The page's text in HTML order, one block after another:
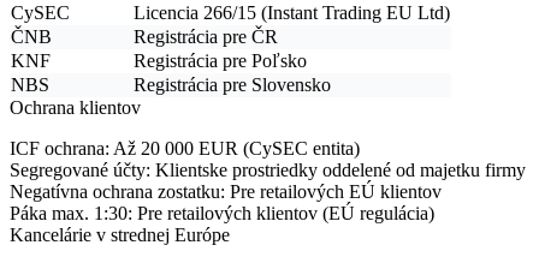
CySEC
Licencia 266/15 (Instant Trading EU Ltd)
ČNB
Registrácia pre ČR
KNF
Registrácia pre Poľsko
NBS
Registrácia pre Slovensko
Ochrana klientov
ICF ochrana: Až 20 000 EUR (CySEC entita)
Segregované účty: Klientske prostriedky oddelené od majetku firmy
Negatívna ochrana zostatku: Pre retailových EÚ klientov
Páka max. 1:30: Pre retailových klientov (EÚ regulácia)
Kancelárie v strednej Európe